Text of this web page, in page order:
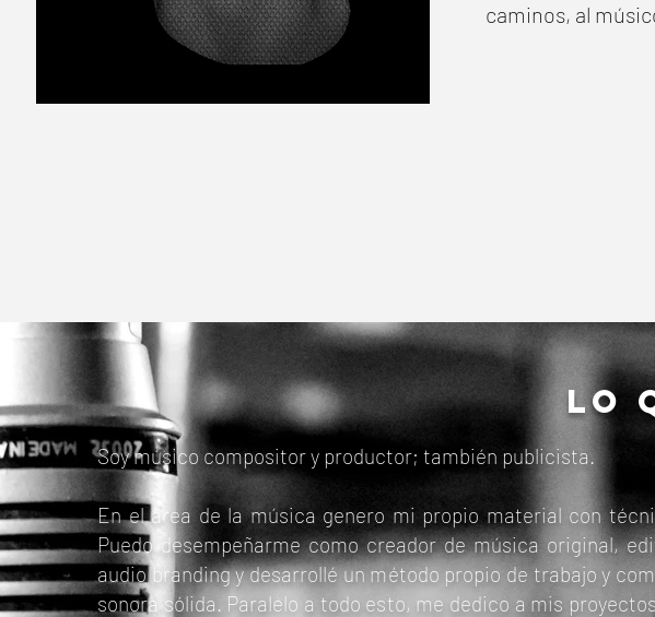
caminos, al
LO
Soy músico compositor y productor; también publicista.
En el área de la música genero mi propio material con
Puedo desempeñarme como creador de música original,
audio branding y desarrollé un método propio de trabajo y
sonora sólida. Paralelo a todo esto, me dedico a mis